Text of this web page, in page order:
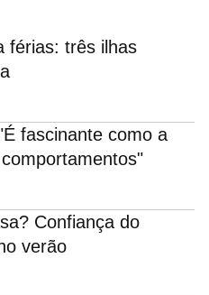
férias: três ilhas
fascinante como a
Confiança do
verão